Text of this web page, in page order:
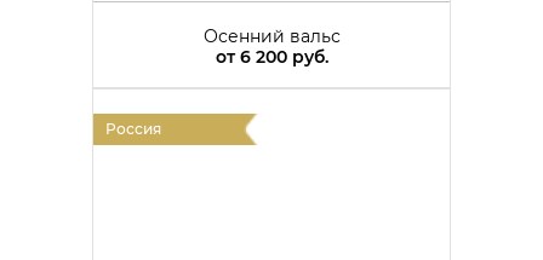
Осенний вальс
от6 200 руб.
Россия